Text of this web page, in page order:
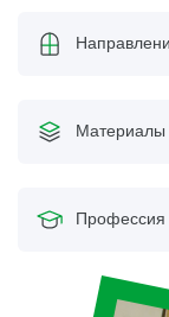
Материалы
Профессия